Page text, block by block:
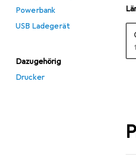
Powerbank
USB Ladegerät
Dazugehörig
Drucker